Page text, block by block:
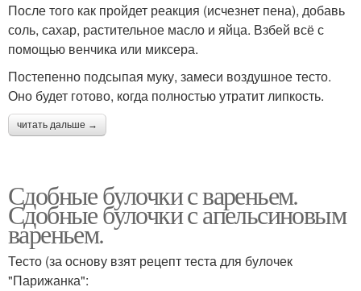
После того как пройдет реакция (исчезнет пена), добавь
соль, сахар, растительное масло и яйца. Взбей всё с
помощью венчика или миксера.
Постепенно подсыпая муку, замеси воздушное тесто.
Оно будет готово, когда полностью утратит липкость.
читать дальше →
Сдобные булочки с вареньем.
Сдобные булочки с апельсиновым
вареньем.
Тесто (за основу взят рецепт теста для булочек
"Парижанка":